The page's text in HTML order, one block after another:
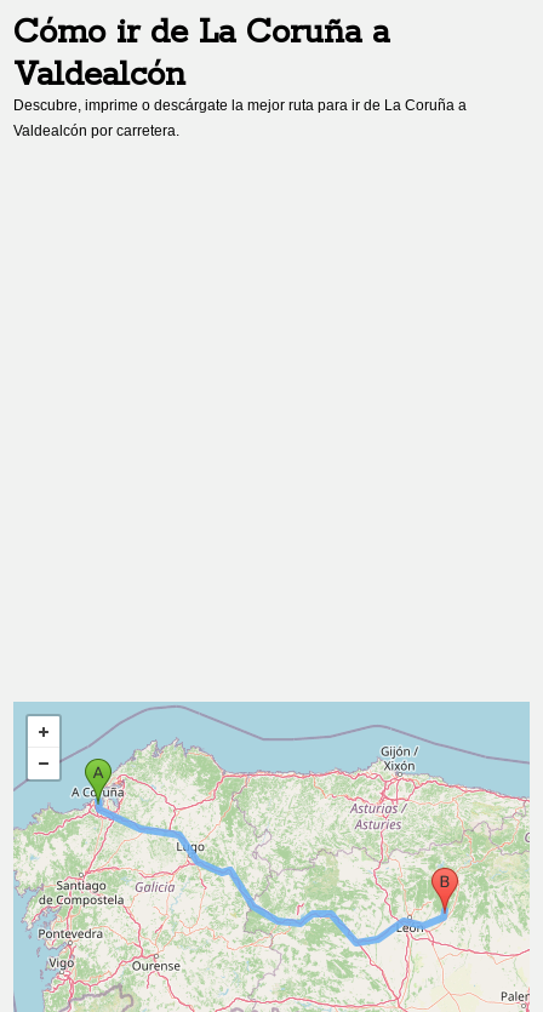
Cómo ir de La Coruñaa
Valdealcón
Descubre, imprime o descárgate la mejor ruta para ir de La Coruña a
Valdealcón por carretera.